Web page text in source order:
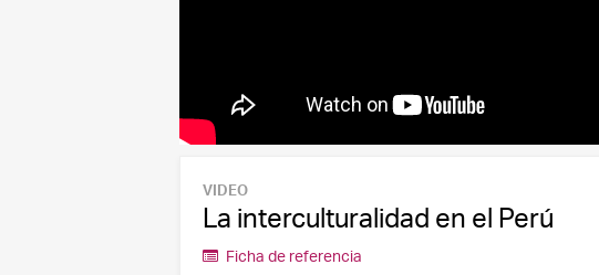
VIDEO
La interculturalidad en el Perú
Ficha de referencia